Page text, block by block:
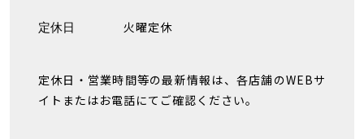
定休日 火曜定休
定休日・営業時間等の最新情報は、各店舗のWEBサ
イトまたはお電話にてご確認ください。